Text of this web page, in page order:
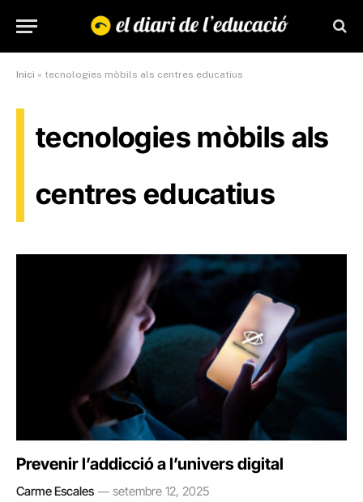
Inici » tecnologies mòbils als centres educatius
tecnologies mòbils als
centres educatius
Prevenir l’addicció a l’univers digital
Carme Escales setembre 12, 2025